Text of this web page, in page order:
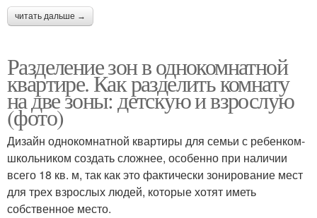
читать дальше →
Разделение зон в однокомнатной
квартире. Как разделить комнату
на две зоны: детскую и взрослую
(фото)
Дизайн однокомнатной квартиры для семьи с ребенком-
школьником создать сложнее, особенно при наличии
всего 18 кв. м, так как это фактически зонирование мест
для трех взрослых людей, которые хотят иметь
собственное место.